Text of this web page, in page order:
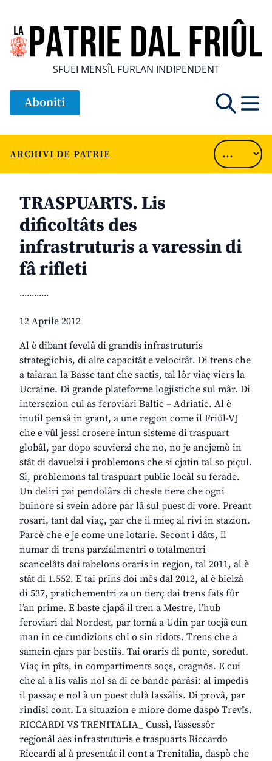
SFUEI MENSÎL FURLAN INDIPENDENT
Aboniti
ARCHIVI DE PATRIE
TRASPUARTS. Lis
dificoltâts des
infrastruturis a varessin di
fâ rifleti
............
12 Aprile 2012
Al è dibant fevelâ di grandis infrastruturis
strategjichis, di alte capacitât e velocitât. Di trens che
a taiaran la Basse tant che saetis, tal lôr viaç viers la
Ucraine. Di grande plateforme logjistiche sul mâr. Di
intersezion cul as feroviari Baltic – Adriatic. Al è
inutil pensâ in grant, a une regjon come il Friûl-VJ
che e vûl jessi crosere intun sisteme di traspuart
globâl, par dopo scuvierzi che no, no je ancjemò in
stât di davuelzi i problemons che si cjatin tal so piçul.
Sì, problemons tal traspuart public locâl su ferade.
Un deliri pai pendolârs di cheste tiere che ogni
buinore si svein adore par lâ sul puest di vore. Preant
rosari, tant dal viaç, par che il mieç al rivi in stazion.
Parcè che e je come une lotarie. Secont i dâts, il
numar di trens parzialmentri o totalmentri
scancelâts dai tabelons oraris in regjon, tal 2011, al è
stât di 1.552. E tai prins doi mês dal 2012, al è bielzà
di 537, pratichementri za un tierç dai trens fats fûr
l’an prime. E baste cjapâ il tren a Mestre, l’hub
feroviari dal Nordest, par tornâ a Udin par tocjâ cun
man in ce cundizions chi o sin ridots. Trens che a
samein cjars par bestiis. Tai oraris di ponte, soredut.
Viaç in pîts, in compartiments soçs, cragnôs. E cui
che al à lis valîs nol sa di ce bande parâsi: al impedìs
il passaç e nol à un puest dulà lassâlis. Di provâ, par
rindisi cont. La situazion e miore dome daspò Trevîs.
RICCARDI VS TRENITALIA_ Cussì, l’assessôr
regjonâl aes infrastruturis e traspuarts Riccardo
Riccardi al à presentât il cont a Trenitalia, daspò che